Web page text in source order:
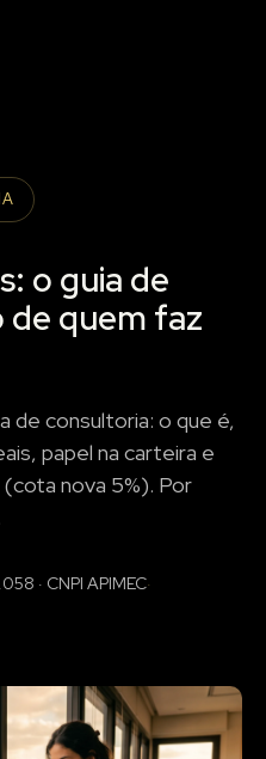
o guia de
de quem faz
de consultoria: o que é,
papel na carteira e
nova 5%). Por
· CNPI APIMEC·